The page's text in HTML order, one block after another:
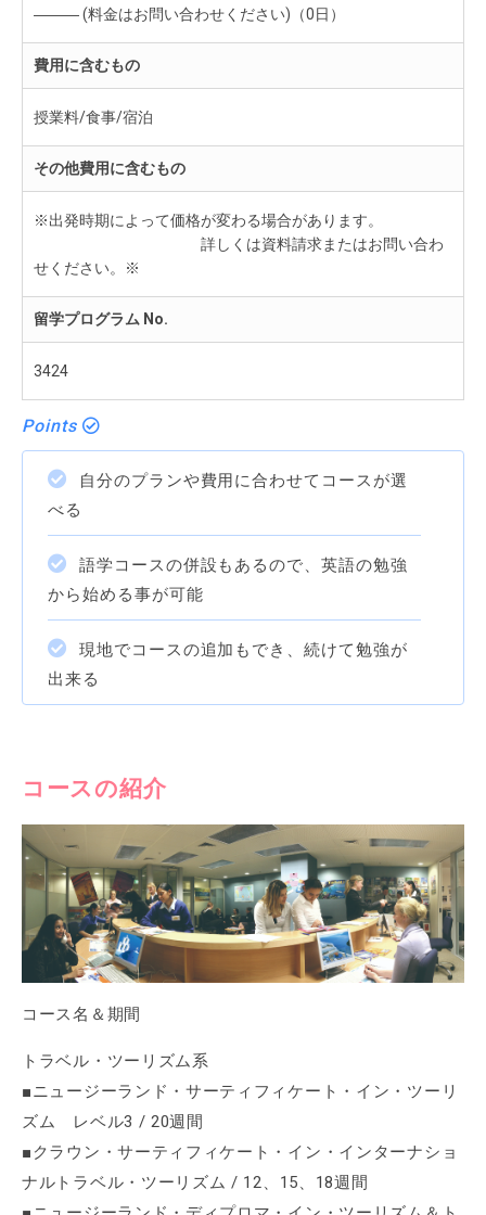
――― (料金はお問い合わせください)（0日）
費用に含むもの
授業料/食事/宿泊
その他費用に含むもの
※出発時期によって価格が変わる場合があります。
詳しくは資料請求またはお問い合わ
せください。※
留学プログラム No.
3424
Points
自分のプランや費用に合わせてコースが選
べる
語学コースの併設もあるので、英語の勉強
から始める事が可能
現地でコースの追加もでき、続けて勉強が
出来る
コースの紹介
コース名＆期間
トラベル・ツーリズム系
■ニュージーランド・サーティフィケート・イン・ツーリ
ズム レベル3 / 20週間
■クラウン・サーティフィケート・イン・インターナショ
ナルトラベル・ツーリズム / 12、15、18週間